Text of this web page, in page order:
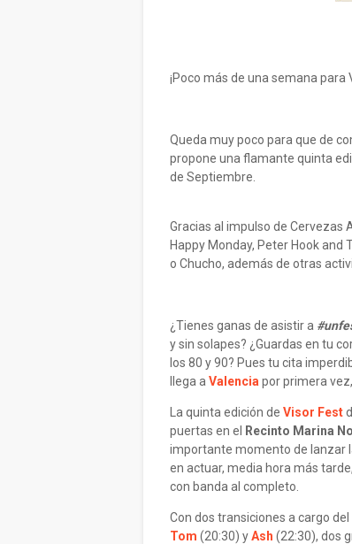
¡Poco más de una semana para
Queda muy poco para que de
propone una flamante quinta
de Septiembre.
Gracias al impulso de Cervezas
Happy Monday, Peter Hook and
o Chucho, además de otras
¿Tienes ganas de asistir a
y sin solapes? ¿Guardas en tu
los 80 y 90? Pues tu cita
llega a Valencia por primera
La quinta edición de Visor Fest
puertas en el
Recinto Marina
importante momento de lanzar
en actuar, media hora más tarde,
con banda al completo.
Con dos transiciones a cargo
Tom (20:30) yAsh (22:30), dos